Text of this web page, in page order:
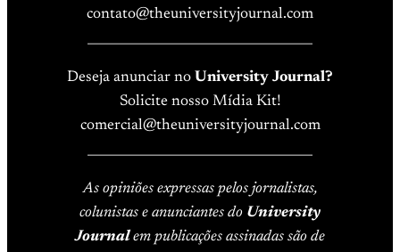
contato@theuniversityjournal.com
Deseja anunciar no University Journal?
Solicite nosso Mídia Kit!
comercial@theuniversityjournal.com
As opiniões expressas pelos jornalistas,
colunistas e anunciantes do University
Journalem publicações assinadas são de